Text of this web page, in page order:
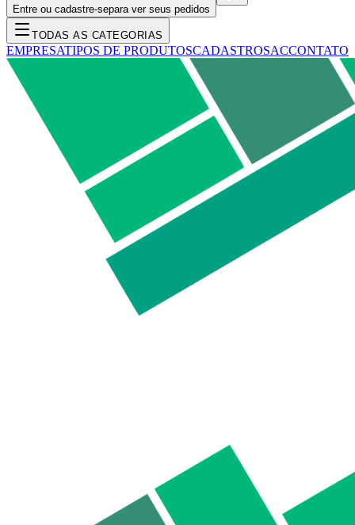
Entre ou cadastre-separa ver seus pedidos
TODAS AS CATEGORIAS
EMPRESATIPOS DE PRODUTOSCADASTROSACCONTATO